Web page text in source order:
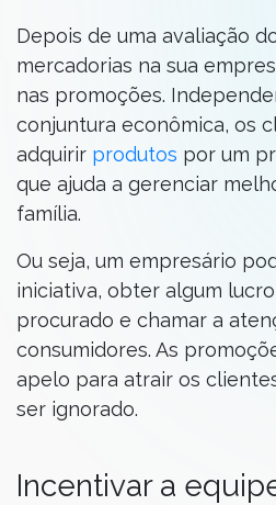
Depois de uma avaliação
mercadorias na sua
nas promoções.
conjuntura econômica, os
adquirir produtos por um
que ajuda a gerenciar
família.
Ou seja, um empresário
iniciativa, obter algum
procurado e chamar a
consumidores. As
apelo para atrair os
ser ignorado.
Incentivar a